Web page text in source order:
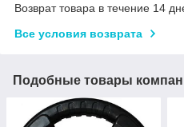
Возврат товара в течение 14
Все условия возврата
Подобные товары